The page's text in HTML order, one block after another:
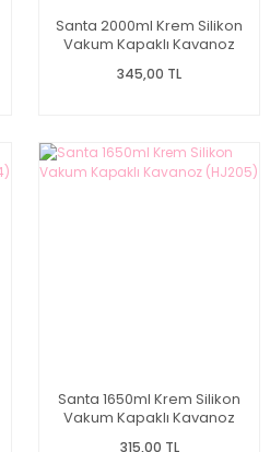
Santa 2000ml Krem Silikon
Vakum Kapaklı Kavanoz
345,00 TL
Santa 1650ml Krem Silikon
Vakum Kapaklı Kavanoz
315,00 TL